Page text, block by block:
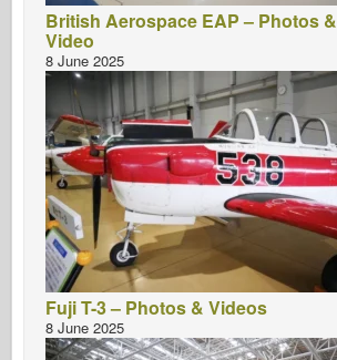
British Aerospace EAP – Photos &
Video
8 June 2025
Fuji T-3 – Photos & Videos
8 June 2025